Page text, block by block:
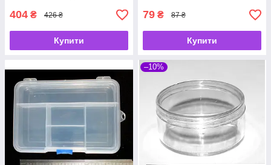
404 ₴ 426 ₴
Купити
79 ₴ 87 ₴
Купити
–10%